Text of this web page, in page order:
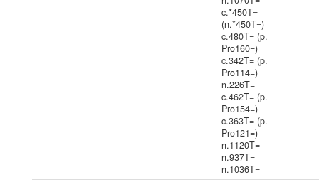
c.*450T=
(n.*450T=)
c.480T= (p.
Pro160=)
c.342T= (p.
Pro114=)
n.226T=
c.462T= (p.
Pro154=)
c.363T= (p.
Pro121=)
n.1120T=
n.937T=
n.1036T=